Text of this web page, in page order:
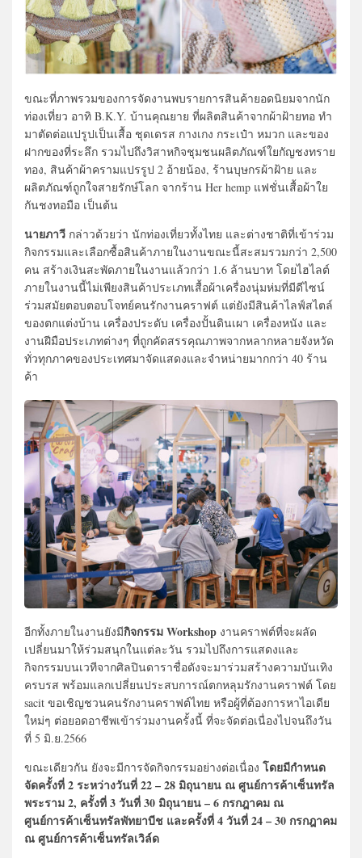
ขณะที่ภาพรวมของการจัดงานพบรายการสินค้ายอดนิยมจากนัก
ท่องเที่ยว อาทิ B.K.Y. บ้านคุณยาย ที่ผลิตสินค้าจากผ้าฝ้ายทอ ทำ
มาตัดต่อแปรูปเป็นเสื้อ ชุดเดรส กางเกง กระเป๋า หมวก และของ
ฝากของที่ระลึก รวมไปถึงวิสาหกิจชุมชนผลิตภัณฑ์ใยกัญชงทราย
ทอง, สินค้าผ้าครามแปรรูป 2 อ้ายน้อง, ร้านบุษกรผ้าฝ้าย และ
ผลิตภัณฑ์ถูกใจสายรักษ์โลก จากร้าน Her hemp แฟชั่นเสื้อผ้าใย
กันชงทอมือ เป็นต้น
นายภาวี กล่าวด้วยว่า นักท่องเที่ยวทั้งไทย และต่างชาติที่เข้าร่วม
กิจกรรมและเลือกซื้อสินค้าภายในงานขณะนี้สะสมรวมกว่า 2,500
คน สร้างเงินสะพัดภายในงานแล้วกว่า 1.6 ล้านบาท โดยไฮไลต์
ภายในงานนี้ไม่เพียงสินค้าประเภทเสื้อผ้าเครื่องนุ่มห่มที่มีดีไซน์
ร่วมสมัยตอบตอบโจทย์คนรักงานคราฟต์ แต่ยังมีสินค้าไลฟ์สไตล์
ของตกแต่งบ้าน เครื่องประดับ เครื่องปั้นดินเผา เครื่องหนัง และ
งานฝีมือประเภทต่างๆ ที่ถูกคัดสรรคุณภาพจากหลากหลายจังหวัด
ทั่วทุกภาคของประเทศมาจัดแสดงและจำหน่ายมากกว่า 40 ร้าน
ค้า
อีกทั้งภายในงานยังมีกิจกรรม Workshop งานคราฟต์ที่จะผลัด
เปลี่ยนมาให้ร่วมสนุกในแต่ละวัน รวมไปถึงการแสดงและ
กิจกรรมบนเวทีจากศิลปินดาราชื่อดังจะมาร่วมสร้างความบันเทิง
ครบรส พร้อมแลกเปลี่ยนประสบการณ์ตกหลุมรักงานคราฟต์ โดย
sacit ขอเชิญชวนคนรักงานคราฟต์ไทย หรือผู้ที่ต้องการหาไอเดีย
ใหม่ๆ ต่อยอดอาชีพเข้าร่วมงานครั้งนี้ ที่จะจัดต่อเนื่องไปจนถึงวัน
ที่ 5 มิ.ย.2566
ขณะเดียวกัน ยังจะมีการจัดกิจกรรมอย่างต่อเนื่อง โดยมีกำหนด
จัดครั้งที่ 2 ระหว่างวันที่ 22 – 28 มิถุนายน ณ ศูนย์การค้าเซ็นทรัล
พระราม 2, ครั้งที่ 3 วันที่ 30 มิถุนายน – 6 กรกฎาคม ณ
ศูนย์การค้าเซ็นทรัลพัทยาบีช และครั้งที่ 4 วันที่ 24 – 30 กรกฎาคม
ณ ศูนย์การค้าเซ็นทรัลเวิล์ด